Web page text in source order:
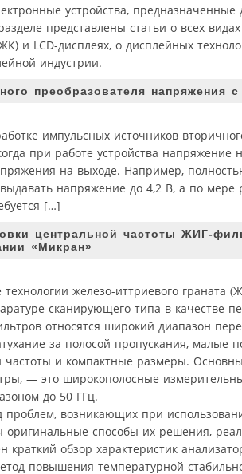
устройства, предназначенные
представлены статьи о всех
и LCD-дисплеях, о дисплейных
индустрии.
преобразователя напряжения с
импульсных источников
при работе устройства напряжение
на выходе. Например,
напряжение до 4,2 В, а по
[…]
центральной частоты ЖИГ-
«Микран»
железо-иттриевого граната
сканирующего типа в качестве
относятся широкий диапазон
за полосой пропускания, малые
частоты и компактные размеры.
— это широкополосные
до 50 ГГц.
проблем, возникающих при
оригинальные способы их решения,
обзор характеристик
повышения температурной